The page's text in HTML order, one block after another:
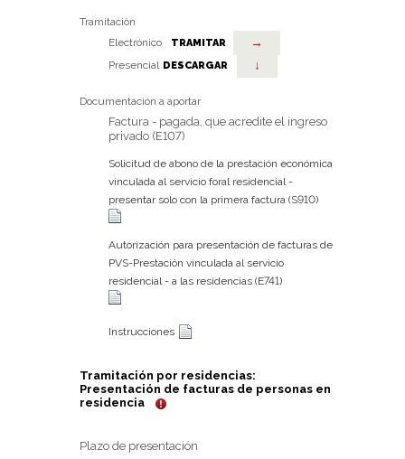
Tramitación
Electrónico
TRAMITAR →
Presencial DESCARGAR ↓
Documentación a aportar
Factura - pagada, que acredite el ingreso
privado (E107)
Solicitud de abono de la prestación económica
vinculada al servicio foral residencial -
presentar solo con la primera factura (S910)
Autorización para presentación de facturas de
PVS-Prestación vinculada al servicio
residencial - a las residencias (E741)
Instrucciones
Tramitación por residencias:
Presentación de facturas de personas en
residencia
Plazo de presentación